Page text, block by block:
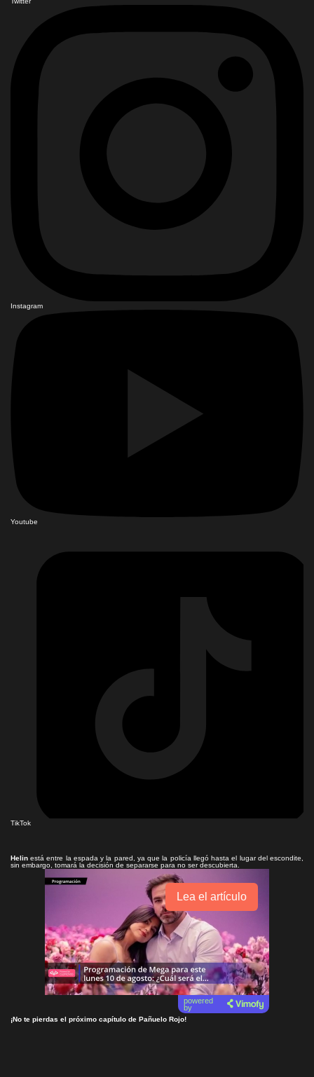
Instagram
Youtube
TikTok
Helinestá entre la espada y la pared, ya que la policía llegó hasta el lugar del escondite,
sin embargo, tomará la decisión de separarse para no ser descubierta.
Lea el artículo
powered
by
¡No te pierdas el próximo capítulo de Pañuelo Rojo!